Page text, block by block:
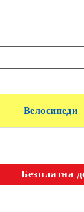
Велосипеди
Безплатна